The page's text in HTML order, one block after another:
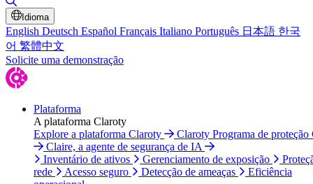
Idioma
English Deutsch Español Français Italiano Português 日本語 한국
어 繁體中文
Solicite uma demonstração
Plataforma
A plataforma Claroty
Explore a plataforma Claroty
Claroty Programa de proteção
Claire, a agente de segurança de IA
Inventário de ativos
Gerenciamento de exposição
rede
Acesso seguro Detecção de ameaças
Eficiência